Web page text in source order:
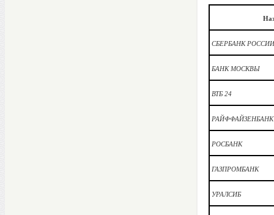
СБЕРБАНК
БАНК МОСКВЫ
ВТБ 24
РАЙФФАЙЗЕНБАНК
РОСБАНК
ГАЗПРОМБАНК
УРАЛСИБ